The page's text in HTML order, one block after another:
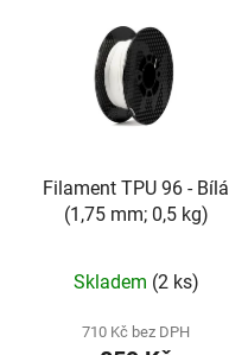
Filament TPU 96 - Bílá
(1,75 mm; 0,5 kg)
Skladem (2 ks)
710 Kč bez DPH